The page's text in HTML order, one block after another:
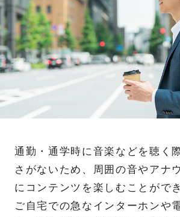
通勤・通学時に音楽などを聴く
さがないため、周囲の音やアナ
にコンテンツを楽しむことがで
ご自宅での急なインターホンや